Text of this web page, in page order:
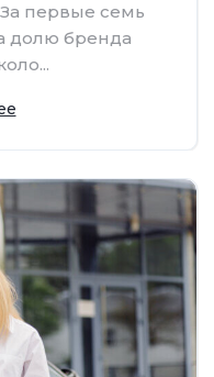
первые семь
долю бренда